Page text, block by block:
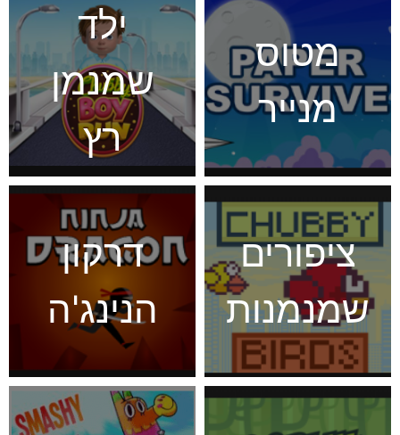
מטוס
מנייר
ילד
שמנמן
רץ
ציפורים
שמנמנות
דרקון
הנינג'ה